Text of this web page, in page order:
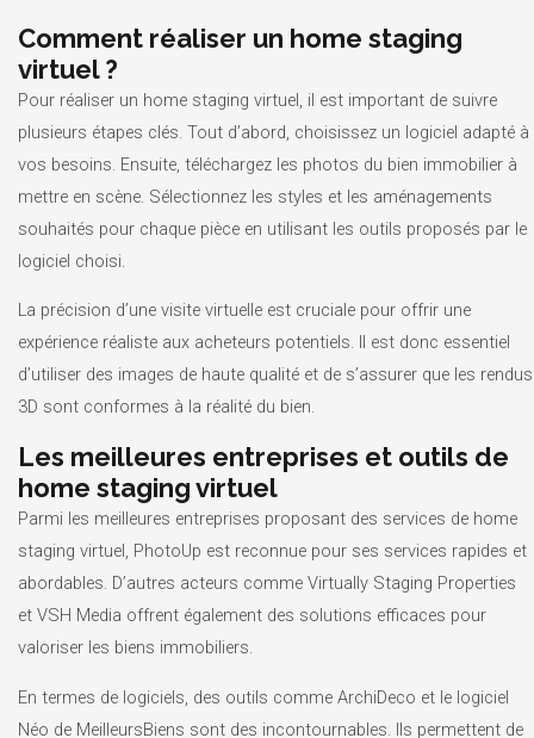
Comment réaliser un home staging
virtuel ?
Pour réaliser un home staging virtuel, il est important de suivre
plusieurs étapes clés. Tout d’abord, choisissez un logiciel adapté à
vos besoins. Ensuite, téléchargez les photos du bien immobilier à
mettre en scène. Sélectionnez les styles et les aménagements
souhaités pour chaque pièce en utilisant les outils proposés par le
logiciel choisi.
La précision d’une visite virtuelle est cruciale pour offrir une
expérience réaliste aux acheteurs potentiels. Il est donc essentiel
d’utiliser des images de haute qualité et de s’assurer que les rendus
3D sont conformes à la réalité du bien.
Les meilleures entreprises et outils de
home staging virtuel
Parmi les meilleures entreprises proposant des services de home
staging virtuel, PhotoUp est reconnue pour ses services rapides et
abordables. D’autres acteurs comme Virtually Staging Properties
et VSH Media offrent également des solutions efficaces pour
valoriser les biens immobiliers.
En termes de logiciels, des outils comme ArchiDeco et le logiciel
Néo de MeilleursBiens sont des incontournables. Ils permettent de